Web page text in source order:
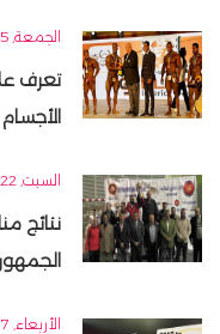
الجمعة, 05 أبريل 2024 - 01:12 م
تعرف
الأجسام
السبت, 22 فبراير 2025 - 11:07 م
نتائج
الأربعاء, 17 أبريل 2024 - 08:19 م